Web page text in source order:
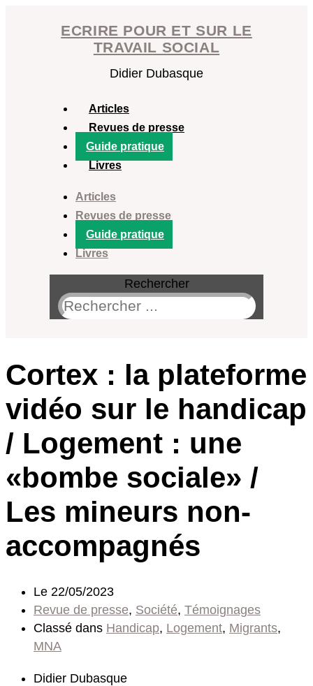
ECRIRE POUR ET SUR LE
TRAVAIL SOCIAL
Didier Dubasque
Articles
Revues de presse
Guide pratique
Livres
Articles
Revues de presse
Guide pratique
Livres
Rechercher
Cortex : la plateforme
vidéo sur le handicap
/ Logement : une
«bombe sociale» /
Les mineurs non-
accompagnés
Le 22/05/2023
Revue de presse, Société, Témoignages
Classé dans Handicap, Logement, Migrants,
MNA
Didier Dubasque